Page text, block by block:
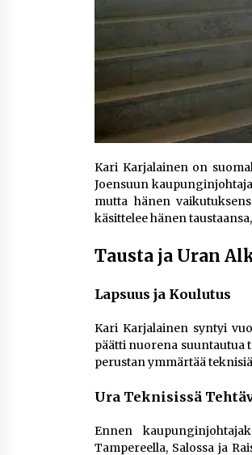
Kari Karjalainen on
Joensuun
mutta hänen
käsittelee hänen
Tausta ja Uran
Lapsuus ja Koulutus
Kari Karjalainen syntyi
päätti nuorena suuntautua
perustan ymmärtää
Ura Teknisissä
Ennen
Tampereella, Salossa ja